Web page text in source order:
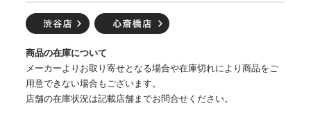
商品の在庫について
メーカーよりお取り寄せとなる場合や在庫切れにより商品をご
用意できない場合もございます。
店舗の在庫状況は記載店舗までお問合せください。